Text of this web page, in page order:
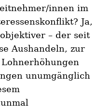
innen im
Ja,
– der seit
Aushandeln, zur
unumgänglich